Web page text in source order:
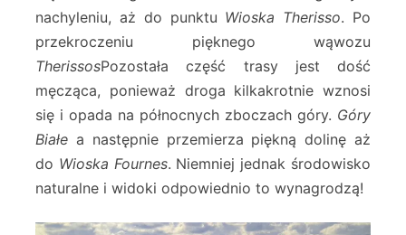
nachyleniu, aż do punktu Wioska Therisso. Po
przekroczeniu pięknego wąwozu
TherissosPozostała część trasy jest dość
męcząca, ponieważ droga kilkakrotnie wznosi
się i opada na północnych zboczach góry. Góry
Białe a następnie przemierza piękną dolinę aż
do Wioska Fournes. Niemniej jednak środowisko
naturalne i widoki odpowiednio to wynagrodzą!